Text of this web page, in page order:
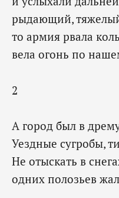
рыдающий,
то армия рвала
вела огонь по
2
А город был в
Уездные сугробы,
Не отыскать в
одних полозьев